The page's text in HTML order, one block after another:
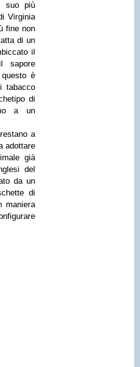
suo più
Virginia
fine non
di un
il
sapore
è
tabacco
di
a un
a
adottare
già
del
da un
di
maniera